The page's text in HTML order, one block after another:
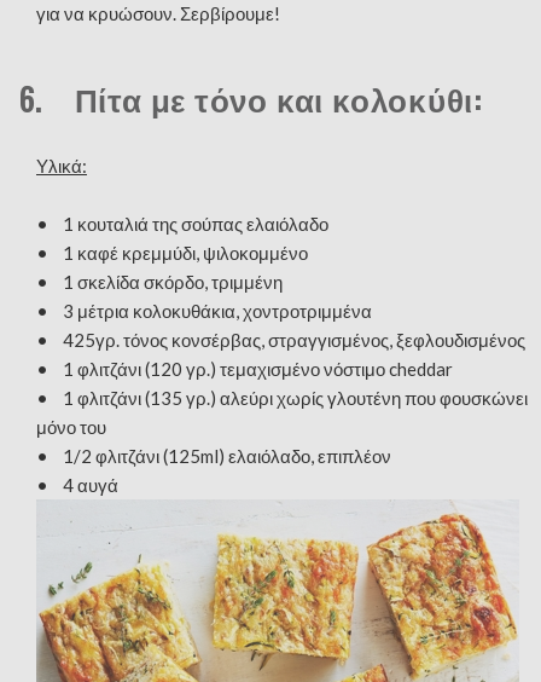
για να κρυώσουν. Σερβίρουμε!
6. Πίτα με τόνο και κολοκύθι:
Υλικά:
• 1 κουταλιά της σούπας ελαιόλαδο
• 1 καφέ κρεμμύδι, ψιλοκομμένο
• 1 σκελίδα σκόρδο, τριμμένη
• 3 μέτρια κολοκυθάκια, χοντροτριμμένα
• 425γρ. τόνος κονσέρβας, στραγγισμένος, ξεφλουδισμένος
• 1 φλιτζάνι (120 γρ.) τεμαχισμένο νόστιμο cheddar
• 1 φλιτζάνι (135 γρ.) αλεύρι χωρίς γλουτένη που φουσκώνει
μόνο του
• 1/2 φλιτζάνι (125ml) ελαιόλαδο, επιπλέον
• 4 αυγά